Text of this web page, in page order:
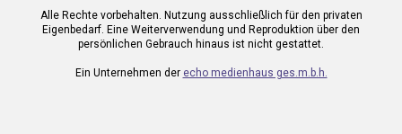
Alle Rechte vorbehalten. Nutzung ausschließlich für den privaten
Eigenbedarf. Eine Weiterverwendung und Reproduktion über den
persönlichen Gebrauch hinaus ist nicht gestattet.
Ein Unternehmen der echo medienhaus ges.m.b.h.